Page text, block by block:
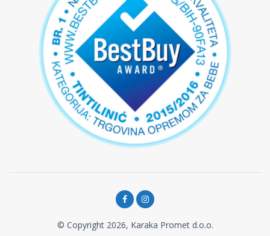
© Copyright 2026, Karaka Promet d.o.o.